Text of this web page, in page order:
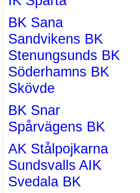
BK Sana
Sandvikens BK
Stenungsunds BK
Söderhamns BK
Skövde
BK Snar
Spårvägens BK
AK Stålpojkarna
Sundsvalls AIK
Svedala BK